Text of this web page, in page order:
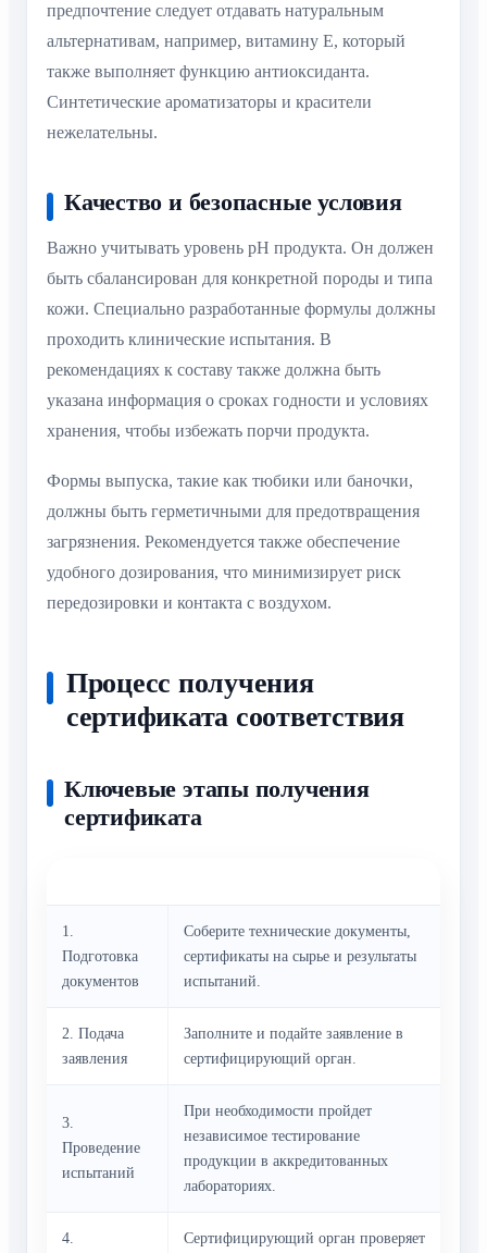
предпочтение следует отдавать натуральным
альтернативам, например, витамину E, который
также выполняет функцию антиоксиданта.
Синтетические ароматизаторы и красители
нежелательны.
Качество и безопасные условия
Важно учитывать уровень pH продукта. Он должен
быть сбалансирован для конкретной породы и типа
кожи. Специально разработанные формулы должны
проходить клинические испытания. В
рекомендациях к составу также должна быть
указана информация о сроках годности и условиях
хранения, чтобы избежать порчи продукта.
Формы выпуска, такие как тюбики или баночки,
должны быть герметичными для предотвращения
загрязнения. Рекомендуется также обеспечение
удобного дозирования, что минимизирует риск
передозировки и контакта с воздухом.
Процесс получения
сертификата соответствия
Ключевые этапы получения
сертификата
1.
Подготовка
документов
Соберите технические документы,
сертификаты на сырье и результаты
испытаний.
2. Подача
заявления
Заполните и подайте заявление в
сертифицирующий орган.
3.
Проведение
испытаний
При необходимости пройдет
независимое тестирование
продукции в аккредитованных
лабораториях.
4.
Сертифицирующий орган проверяет